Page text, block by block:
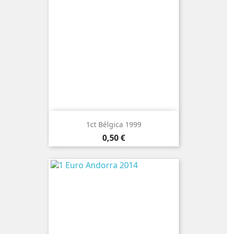
1ct Bélgica 1999
Preço
0,50 €